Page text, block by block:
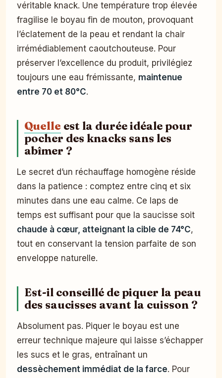
véritable knack. Une température trop élevée
fragilise le boyau fin de mouton, provoquant
l’éclatement de la peau et rendant la chair
irrémédiablement caoutchouteuse. Pour
préserver l’excellence du produit, privilégiez
toujours une eau frémissante, maintenue
entre 70 et 80°C.
Quelle est la durée idéale pour
pocher des knacks sans les
abîmer ?
Le secret d’un réchauffage homogène réside
dans la patience : comptez entre cinq et six
minutes dans une eau calme. Ce laps de
temps est suffisant pour que la saucisse soit
chaude à cœur, atteignant la cible de 74°C,
tout en conservant la tension parfaite de son
enveloppe naturelle.
Est-il conseillé de piquer la peau
des saucisses avant la cuisson ?
Absolument pas. Piquer le boyau est une
erreur technique majeure qui laisse s’échapper
les sucs et le gras, entraînant un
dessèchement immédiat de la farce. Pour